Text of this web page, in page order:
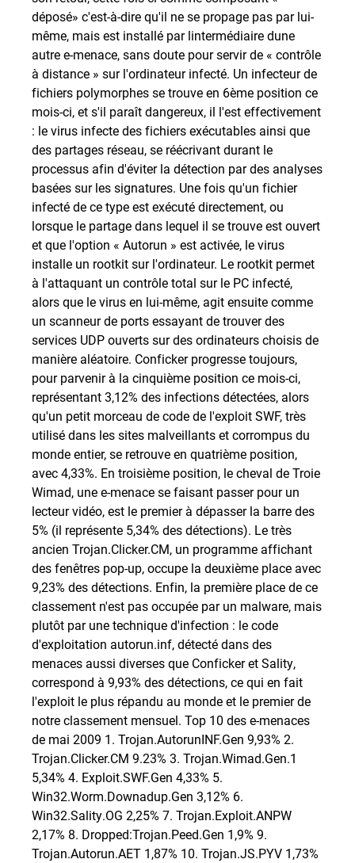
déposé» c'est-à-dire qu'il ne se propage pas par lui-
même, mais est installé par lintermédiaire dune
autre e-menace, sans doute pour servir de « contrôle
à distance » sur l'ordinateur infecté. Un infecteur de
fichiers polymorphes se trouve en 6ème position ce
mois-ci, et s'il paraît dangereux, il l'est effectivement
: le virus infecte des fichiers exécutables ainsi que
des partages réseau, se réécrivant durant le
processus afin d'éviter la détection par des analyses
basées sur les signatures. Une fois qu'un fichier
infecté de ce type est exécuté directement, ou
lorsque le partage dans lequel il se trouve est ouvert
et que l'option « Autorun » est activée, le virus
installe un rootkit sur l'ordinateur. Le rootkit permet
à l'attaquant un contrôle total sur le PC infecté,
alors que le virus en lui-même, agit ensuite comme
un scanneur de ports essayant de trouver des
services UDP ouverts sur des ordinateurs choisis de
manière aléatoire. Conficker progresse toujours,
pour parvenir à la cinquième position ce mois-ci,
représentant 3,12% des infections détectées, alors
qu'un petit morceau de code de l'exploit SWF, très
utilisé dans les sites malveillants et corrompus du
monde entier, se retrouve en quatrième position,
avec 4,33%. En troisième position, le cheval de Troie
Wimad, une e-menace se faisant passer pour un
lecteur vidéo, est le premier à dépasser la barre des
5% (il représente 5,34% des détections). Le très
ancien Trojan.Clicker.CM, un programme affichant
des fenêtres pop-up, occupe la deuxième place avec
9,23% des détections. Enfin, la première place de ce
classement n'est pas occupée par un malware, mais
plutôt par une technique d'infection : le code
d'exploitation autorun.inf, détecté dans des
menaces aussi diverses que Conficker et Sality,
correspond à 9,93% des détections, ce qui en fait
l'exploit le plus répandu au monde et le premier de
notre classement mensuel. Top 10 des e-menaces
de mai 2009 1. Trojan.AutorunINF.Gen 9,93% 2.
Trojan.Clicker.CM 9.23% 3. Trojan.Wimad.Gen.1
5,34% 4. Exploit.SWF.Gen 4,33% 5.
Win32.Worm.Downadup.Gen 3,12% 6.
Win32.Sality.OG 2,25% 7. Trojan.Exploit.ANPW
2,17% 8. Dropped:Trojan.Peed.Gen 1,9% 9.
Trojan.Autorun.AET 1,87% 10. Trojan.JS.PYV 1,73%